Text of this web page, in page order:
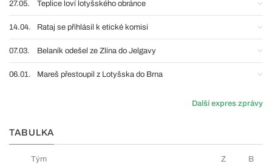
27.05. Teplice loví lotyšského obránce
14.04. Rataj se přihlásil k etické komisi
07.03. Belaník odešel ze Zlína do Jelgavy
06.01. Mareš přestoupil z Lotyšska do Brna
Další expres zprávy
TABULKA
Tým Z B